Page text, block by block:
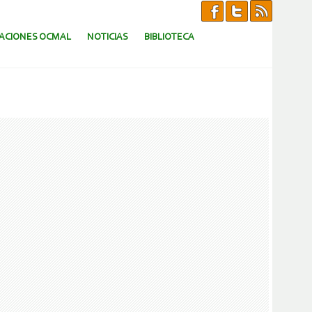
OCMAL NOTICIAS BIBLIOTECA